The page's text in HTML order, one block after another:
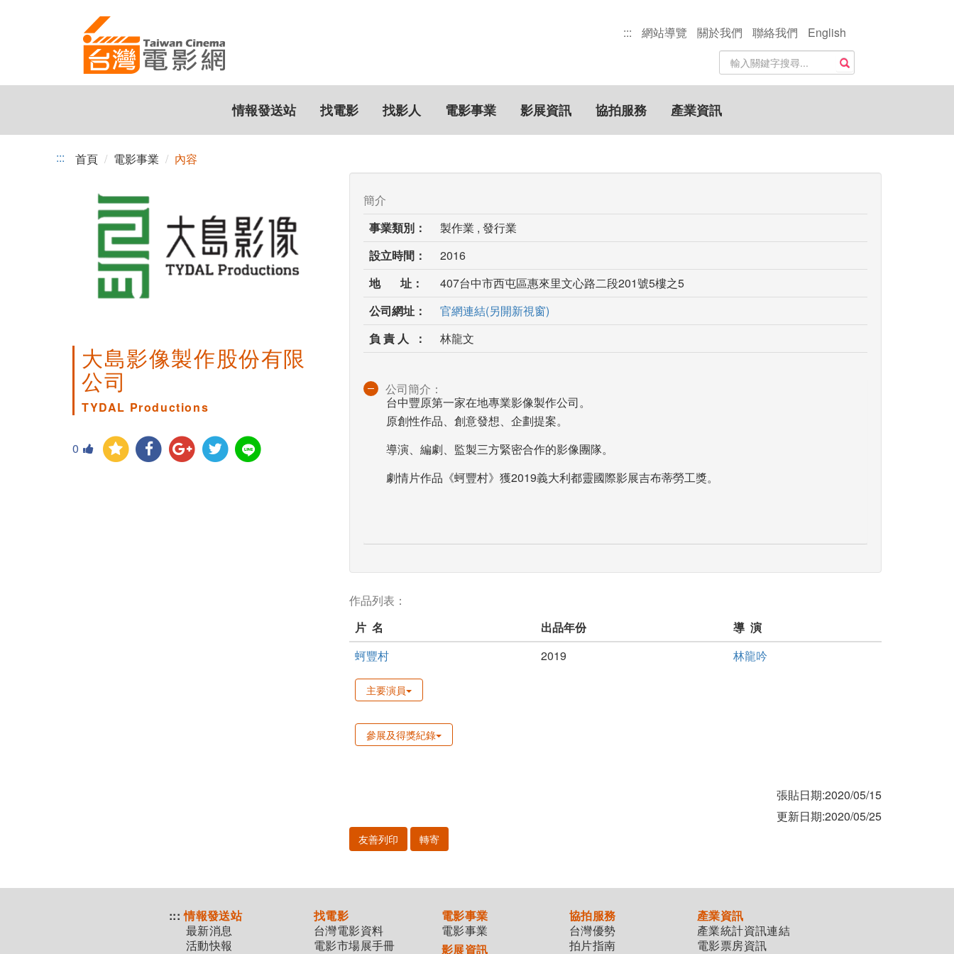
::: 網站導覽 關於我們 聯絡我們
English
站
內
搜
尋
關
鍵
搜尋
情報發送站 找電影 找影人 電影事業 影展資訊 協拍服務 產業資訊
::: 首頁 電影事業 內容
大島影像製作股份有限
公司
TYDAL Productions
0
簡介
事業類別：
製作業 , 發行業
設立時間：
2016
地 址：
407台中市西屯區惠來里文心路二段201號5樓之5
公司網址：
官網連結(另開新視窗)
負 責 人 ：
林龍文
公司簡介：
台中豐原第一家在地專業影像製作公司。
原創性作品、創意發想、企劃提案。
導演、編劇、監製三方緊密合作的影像團隊。
劇情片作品《蚵豐村》獲2019義大利都靈國際影展吉布蒂勞工獎。
作品列表：
片 名
出品年份
導 演
蚵豐村
2019 林龍吟
主要演員
參展及得獎紀錄
張貼日期:2020/05/15
更新日期:2020/05/25
友善列印 轉寄
::: 情報發送站
最新消息
活動快報
找電影
台灣電影資料
電影市場展手冊
電影事業
電影事業
影展資訊
協拍服務
台灣優勢
拍片指南
產業資訊
產業統計資訊連結
電影票房資訊